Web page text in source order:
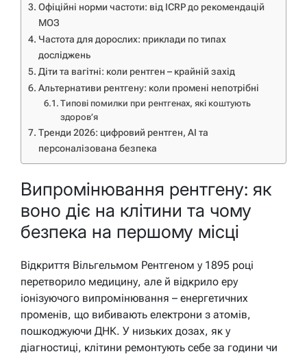
Офіційні норми частоти: від ICRP до рекомендацій
МОЗ
Частота для дорослих: приклади по типах
досліджень
Діти та вагітні: коли рентген – крайній захід
Альтернативи рентгену: коли промені непотрібні
Типові помилки при рентгенах, які коштують
здоров’я
Тренди 2026: цифровий рентген, AI та
персоналізована безпека
Випромінювання рентгену: як
воно діє на клітини та чому
безпека на першому місці
Відкриття Вільгельмом Рентгеном у 1895 році
перетворило медицину, але й відкрило еру
іонізуючого випромінювання – енергетичних
променів, що вибивають електрони з атомів,
пошкоджуючи ДНК. У низьких дозах, як у
діагностиці, клітини ремонтують себе за години чи